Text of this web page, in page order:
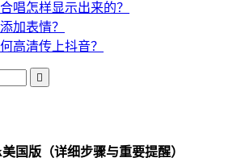
唱怎样显示出来的？
加表情？
高清传上抖音？

国版（详细步骤与重要提醒）